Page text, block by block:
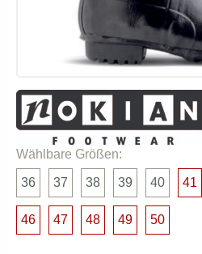
Wählbare Größen:
36 37 38 39 40 41
46 47 48 49 50